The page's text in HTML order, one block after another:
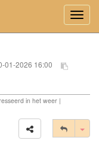
01-2026 16:00
in het weer |